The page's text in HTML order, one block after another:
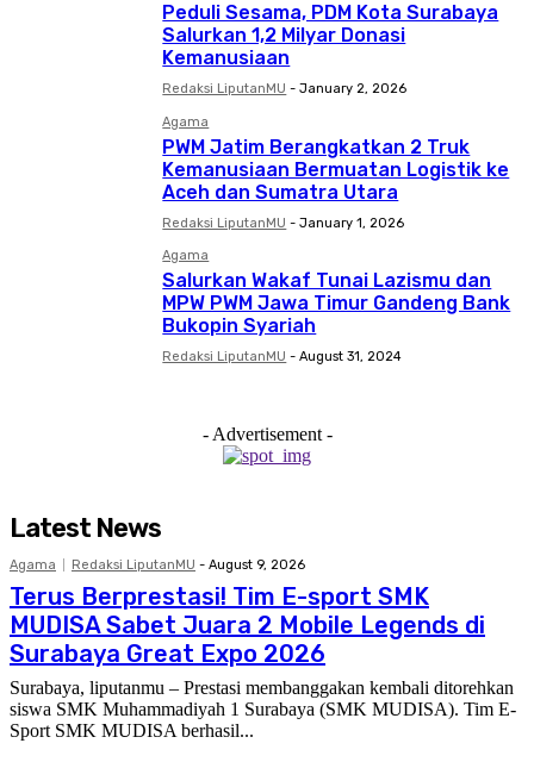
Peduli Sesama, PDM Kota Surabaya
Salurkan 1,2 Milyar Donasi
Kemanusiaan
Redaksi LiputanMU - January 2, 2026
Agama
PWM Jatim Berangkatkan 2 Truk
Kemanusiaan Bermuatan Logistik ke
Aceh dan Sumatra Utara
Redaksi LiputanMU - January 1, 2026
Agama
Salurkan Wakaf Tunai Lazismu dan
MPW PWM Jawa Timur Gandeng Bank
Bukopin Syariah
Redaksi LiputanMU - August 31, 2024
- Advertisement -
Latest News
Agama Redaksi LiputanMU - August 9, 2026
Terus Berprestasi! Tim E-sport SMK
MUDISA Sabet Juara 2 Mobile Legends di
Surabaya Great Expo 2026
Surabaya, liputanmu – Prestasi membanggakan kembali ditorehkan
siswa SMK Muhammadiyah 1 Surabaya (SMK MUDISA). Tim E-
Sport SMK MUDISA berhasil...